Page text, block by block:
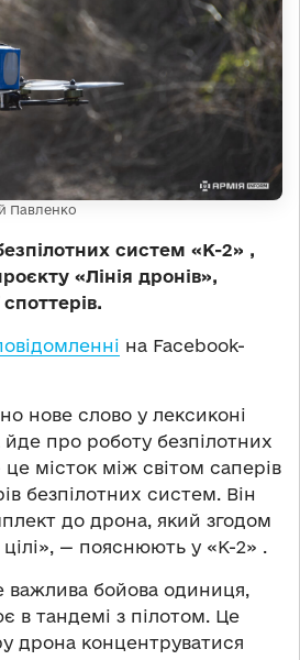
Павленко
систем «К-2» ,
«Лінія дронів»,
на Facebook-
нове слово у лексиконі
йде про роботу безпілотних
місток між світом саперів
безпілотних систем. Він
до дрона, який згодом
— пояснюють у «К-2» .
бойова одиниця,
в тандемі з пілотом. Це
дрона концентруватися